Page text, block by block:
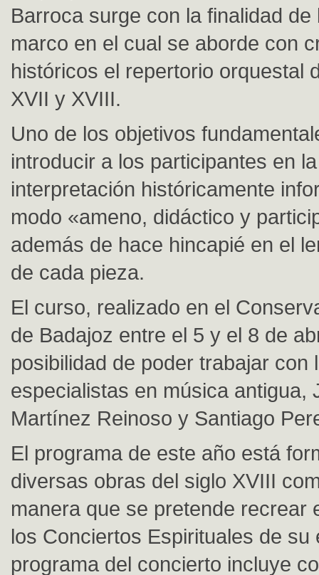
Barroca surge con la finalidad de
marco en el cual se aborde con
históricos el repertorio orquestal
XVII y XVIII.
Uno de los objetivos
introducir a los participantes en
interpretación históricamente
modo «ameno, didáctico y
además de hace hincapié en el
de cada pieza.
El curso, realizado en el
de Badajoz entre el 5 y el 8 de
posibilidad de poder trabajar con
especialistas en música antigua,
Martínez Reinoso y Santiago
El programa de este año está
diversas obras del siglo XVIII
manera que se pretende recrear
los Conciertos Espirituales de su
programa del concierto incluye